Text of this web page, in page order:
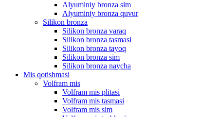
Alyuminiy bronza sim
Alyuminiy bronza quvur
Silikon bronza
Silikon bronza varaq
Silikon bronza tasmasi
Silikon bronza tayoq
Silikon bronza sim
Silikon bronza naycha
Mis qotishmasi
Volfram mis
Volfram mis plitasi
Volfram mis tasmasi
Volfram mis sim